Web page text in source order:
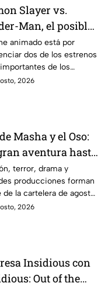
Slayer vs.
Man, el posible
enfrentamiento
del 2027
animado está por
dos de los estrenos
de los
años.
2026
Masha y el Oso:
aventura hasta
de la Calle Oak
Anne Hathaway.
es la lista
de los
terror, drama y
producciones forman
de la cartelera de agosto
2026
Insidious con
Out of the